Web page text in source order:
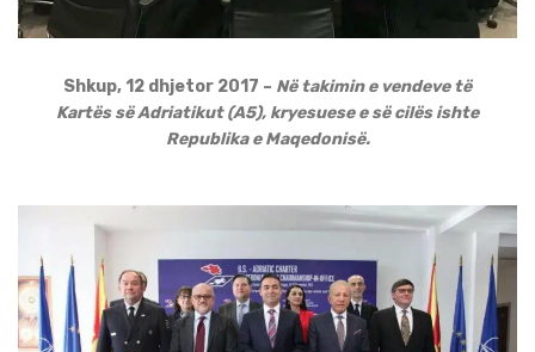
Shkup, 12 dhjetor 2017 – Në takimin e vendeve të
Kartës së Adriatikut (A5), kryesuese e së cilës ishte
Republika e Maqedonisë.